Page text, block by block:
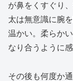
が鼻をくすぐり
太は無意識に腕
温かい。柔らか
なり合うように感
その後も何度か